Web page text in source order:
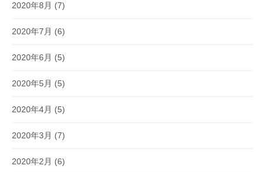
2020年8月 (7)
2020年7月 (6)
2020年6月 (5)
2020年5月 (5)
2020年4月 (5)
2020年3月 (7)
2020年2月 (6)